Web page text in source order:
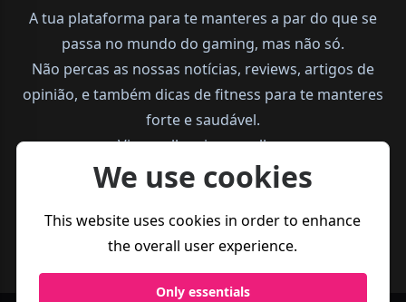
A tua plataforma para te manteres a par do que se
passa no mundo do gaming, mas não só.
Não percas as nossas notícias, reviews, artigos de
opinião, e também dicas de fitness para te manteres
forte e saudável.
Vive melhor, joga melhor.
We use cookies
This website uses cookies in order to enhance
the overall user experience.
Only essentials